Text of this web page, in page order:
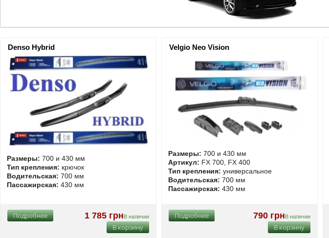
Denso Hybrid
Размеры: 700 и 430 мм
Тип крепления: крючок
Водительская: 700 мм
Пассажирская: 430 мм
1 785 грнВ наличии
Подробнее
В корзину
Velgio Neo Vision
Размеры: 700 и 430 мм
Артикул: FX 700, FX 400
Тип крепления: универсальное
Водительская: 700 мм
Пассажирская: 430 мм
790 грнВ наличии
Подробнее
В корзину